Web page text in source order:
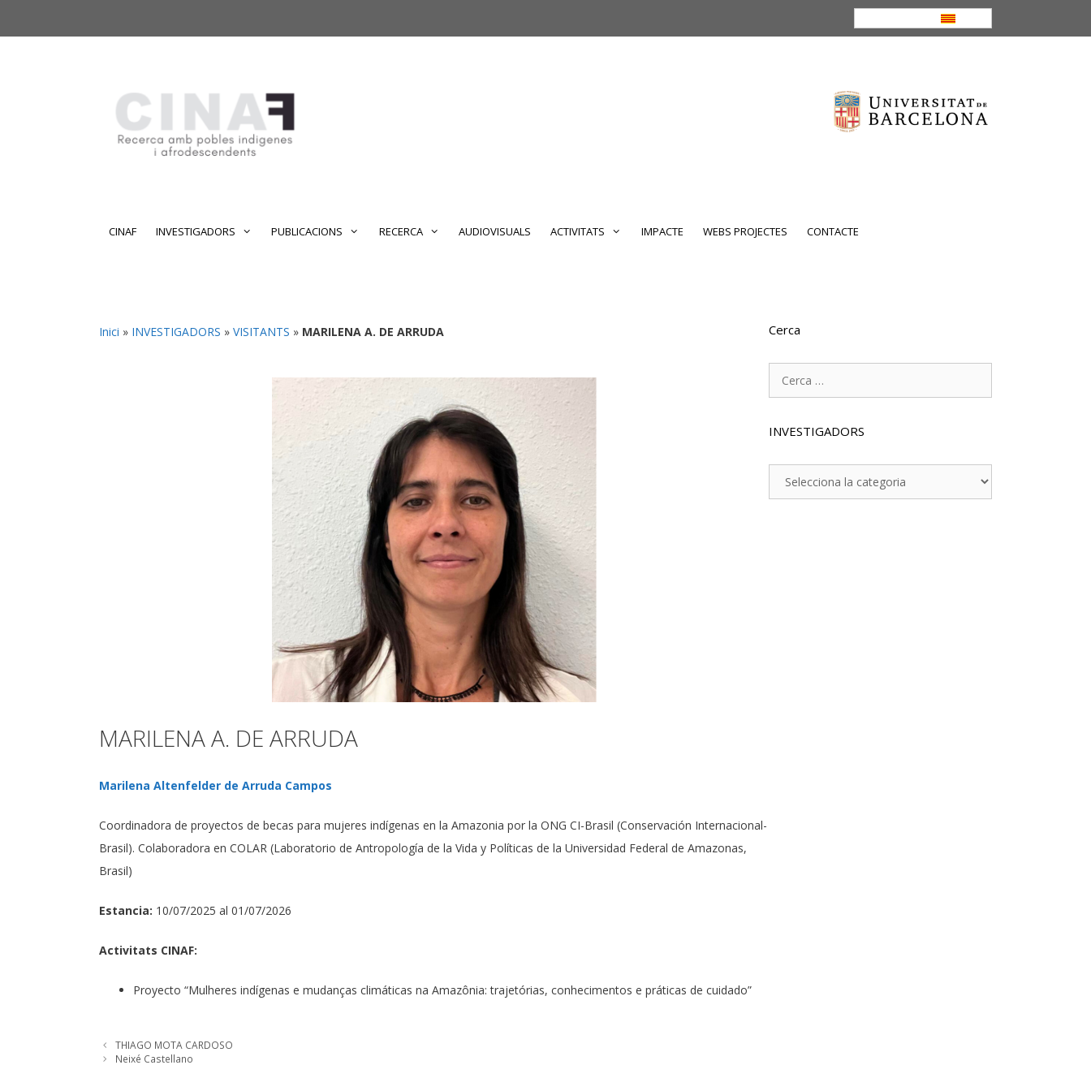
al
al
CINAF INVESTIGADORS PUBLICACIONS RECERCA AUDIOVISUALS ACTIVITATS IMPACTE WEBS PROJECTES CONTACTE
Inici » INVESTIGADORS » VISITANTS » MARILENA A. DE ARRUDA
MARILENA A. DE ARRUDA
Marilena Altenfelder de Arruda Campos
Coordinadora de proyectos de becas para mujeres indígenas en la Amazonia por la ONG CI-Brasil (Conservación Internacional-
Brasil). Colaboradora en COLAR (Laboratorio de Antropología de la Vida y Políticas de la Universidad Federal de Amazonas,
Brasil)
Estancia: 10/07/2025 al 01/07/2026
Activitats CINAF:
Proyecto “Mulheres indígenas e mudanças climáticas na Amazônia: trajetórias, conhecimentos e práticas de cuidado”
THIAGO MOTA CARDOSO
Neixé Castellano
Cerca
INVESTIGADORS
INVESTIGADORS